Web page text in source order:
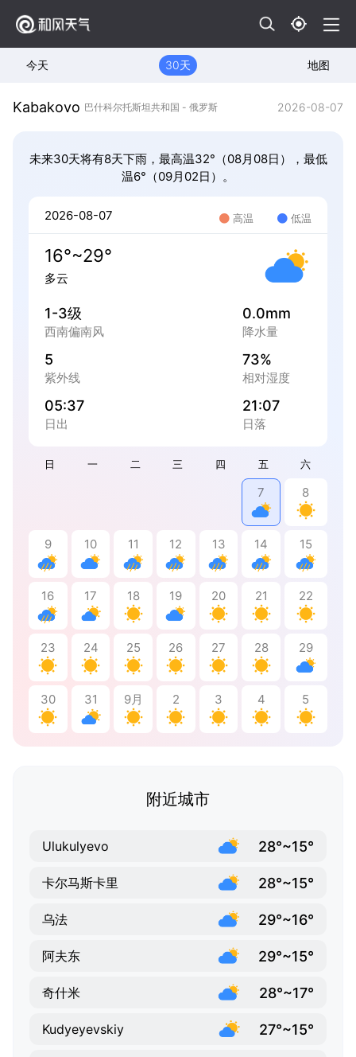
今天 30天 地图
Kabakovo 巴什科尔托斯坦共和国 - 俄罗斯 2026-08-07
未来30天将有8天下雨，最高温32°（08月08日），最低
温6°（09月02日）。
日 一 二 三 四 五 六
7 8
9 10 11 12 13 14 15
16 17 18 19 20 21 22
23 24 25 26 27 28 29
30 31 9月 2 3 4 5
2026-08-07 高温 低温
16°~29°
多云
1-3级
西南偏南风
0.0mm
降水量
5
紫外线
73%
相对湿度
05:37
日出
21:07
日落
附近城市
Ulukulyevo 28°~15°
卡尔马斯卡里 28°~15°
乌法 29°~16°
阿夫东 29°~15°
奇什米 28°~17°
Kudyeyevskiy 27°~15°